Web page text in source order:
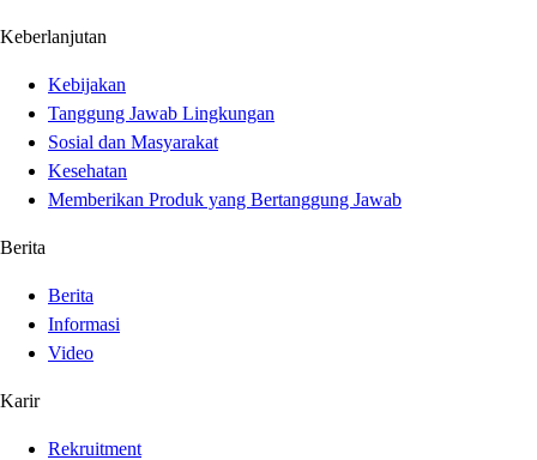
Keberlanjutan
Kebijakan
Tanggung Jawab Lingkungan
Sosial dan Masyarakat
Kesehatan
Memberikan Produk yang Bertanggung Jawab
Berita
Berita
Informasi
Video
Karir
Rekruitment